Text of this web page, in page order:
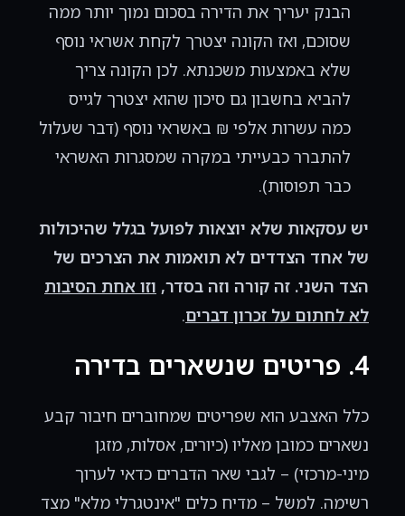
הבנק יעריך את הדירה בסכום נמוך יותר ממה
שסוכם, ואז הקונה יצטרך לקחת אשראי נוסף
שלא באמצעות משכנתא. לכן הקונה צריך
להביא בחשבון גם סיכון שהוא יצטרך לגייס
כמה עשרות אלפי ₪ באשראי נוסף (דבר שעלול
להתברר כבעייתי במקרה שמסגרות האשראי
כבר תפוסות).
יש עסקאות שלא יוצאות לפועל בגלל שהיכולות
של אחד הצדדים לא תואמות את הצרכים של
הצד השני. זה קורה וזה בסדר, וזו אחת הסיבות
לא לחתום על זכרון דברים.
4. פריטים שנשארים בדירה
כלל האצבע הוא שפריטים שמחוברים חיבור קבע
נשארים כמובן מאליו (כיורים, אסלות, מזגן
מיני-מרכזי) – לגבי שאר הדברים כדאי לערוך
רשימה. למשל – מדיח כלים "אינטגרלי מלא" מצד